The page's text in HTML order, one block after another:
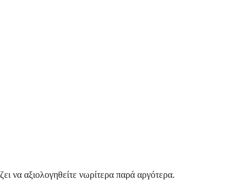
να αξιολογηθείτε νωρίτερα παρά αργότερα.